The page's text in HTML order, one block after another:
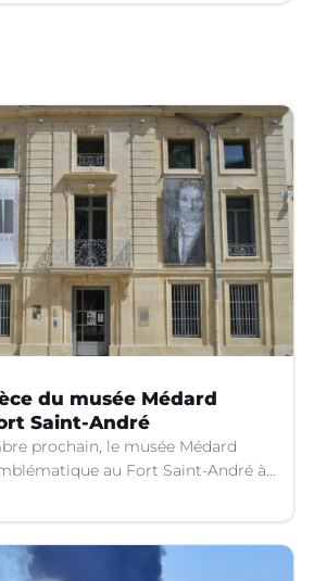
du musée Médard
Saint-André
prochain, le musée Médard
au Fort Saint-André à
(Gard).